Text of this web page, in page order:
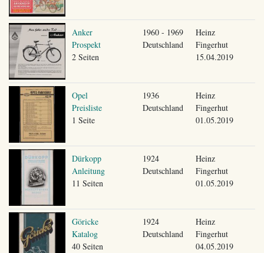
Anker
Prospekt
2 Seiten
1960 - 1969
Deutschland
Heinz
Fingerhut
15.04.2019
Opel
Preisliste
1 Seite
1936
Deutschland
Heinz
Fingerhut
01.05.2019
Dürkopp
Anleitung
11 Seiten
1924
Deutschland
Heinz
Fingerhut
01.05.2019
Göricke
Katalog
40 Seiten
1924
Deutschland
Heinz
Fingerhut
04.05.2019